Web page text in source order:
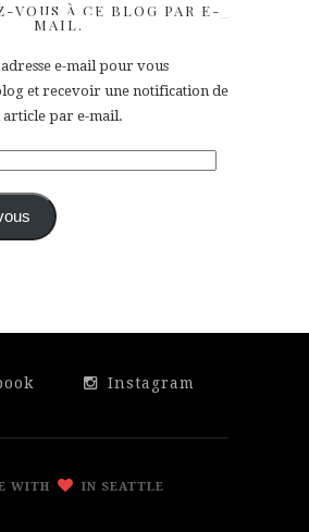
VOUS À CE BLOG PAR E-
MAIL.
e-mail pour vous
et recevoir une notification de
article par e-mail.
Instagram
WITH IN SEATTLE